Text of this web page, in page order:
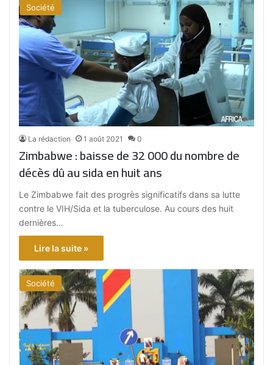
Société
La rédaction 1 août 2021 0
Zimbabwe : baisse de 32 000 du nombre de
décès dû au sida en huit ans
Le Zimbabwe fait des progrès significatifs dans sa lutte
contre le VIH/Sida et la tuberculose. Au cours des huit
dernières…
Lire la suite »
Société